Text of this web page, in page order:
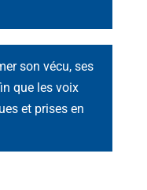
son vécu, ses
que les voix
et prises en